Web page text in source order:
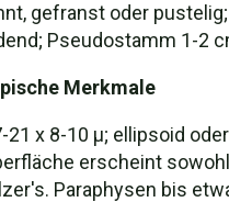
gefranst oder
Pseudostamm 1-2
Merkmale
21 x 8-10 µ; ellipsoid
erscheint
Paraphysen bis